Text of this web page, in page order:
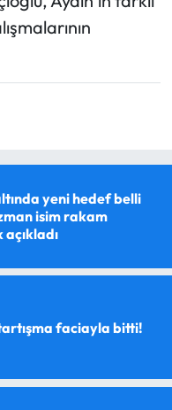
yeni hedef belli
isim rakam
faciayla bitti!